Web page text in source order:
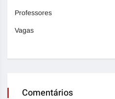
Professores
Vagas
Comentários